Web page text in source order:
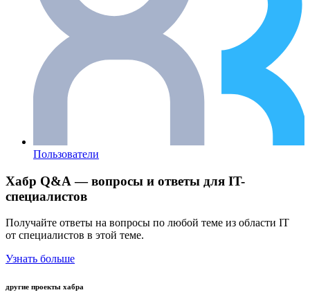
Пользователи
Хабр Q&A — вопросы и ответы для IT-
специалистов
Получайте ответы на вопросы по любой теме из области IT
от специалистов в этой теме.
Узнать больше
другие проекты хабра